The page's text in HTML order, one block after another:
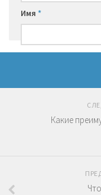
Имя *
Какие